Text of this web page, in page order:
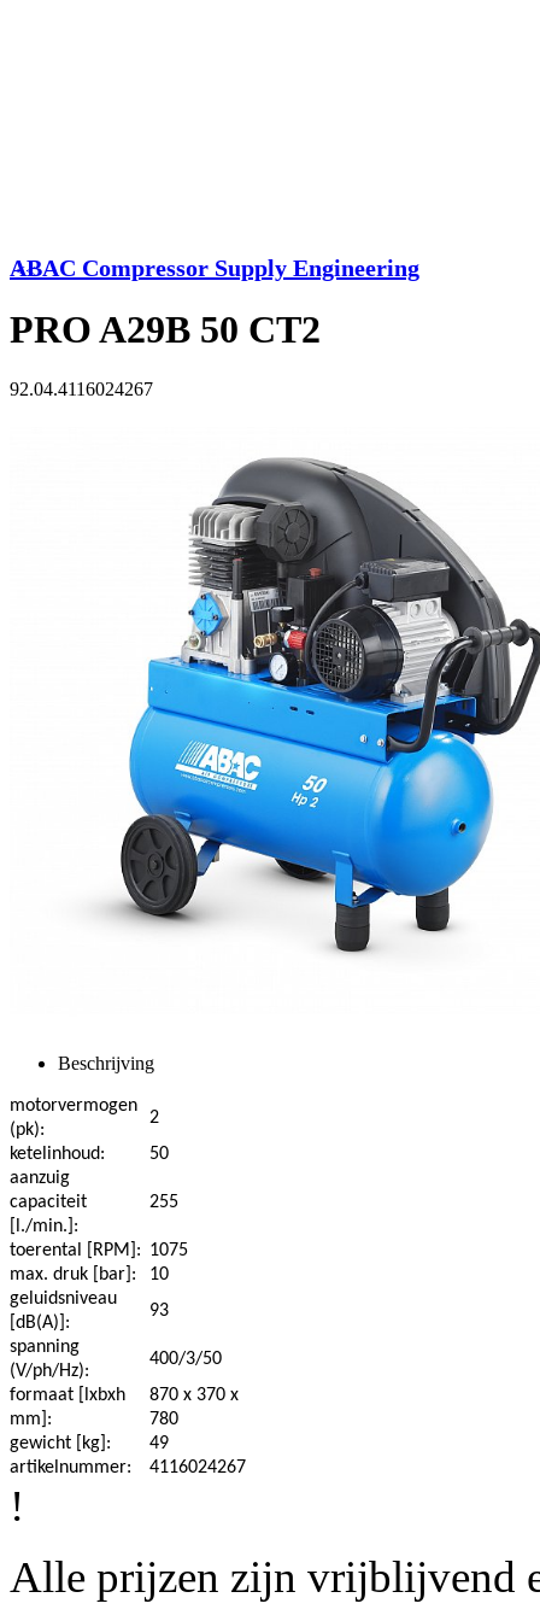
ABAC Compressor Supply Engineering
<<
PRO A29B 50 CT2
92.04.4116024267
Beschrijving
motorvermogen
(pk):
2
ketelinhoud:
50
aanzuig
capaciteit
[l./min.]:
255
toerental [RPM]: 1075
max. druk [bar]:
10
geluidsniveau
[dB(A)]:
93
spanning
(V/ph/Hz):
400/3/50
formaat [lxbxh
mm]:
870 x 370 x
780
gewicht [kg]:
49
artikelnummer:
4116024267
!
Alle prijzen zijn vrijblijvend